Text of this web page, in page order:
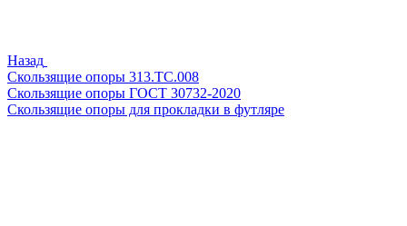
Назад
Скользящие опоры 313.ТС.008
Скользящие опоры ГОСТ 30732-2020
Скользящие опоры для прокладки в футляре